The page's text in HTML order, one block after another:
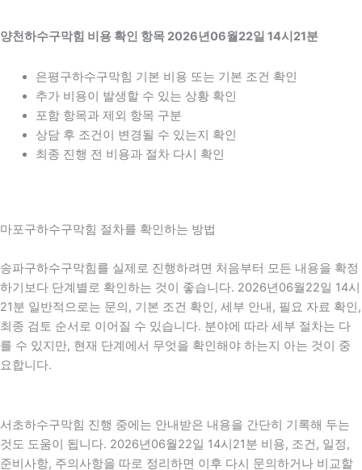
양천하수구막힘 비용 확인 항목 2026년06월22일 14시21분
은평구하수구막힘 기본 비용 또는 기본 조건 확인
추가 비용이 발생할 수 있는 상황 확인
포함 항목과 제외 항목 구분
상담 후 조건이 변경될 수 있는지 확인
최종 진행 전 비용과 절차 다시 확인
마포구하수구막힘 절차를 확인하는 방법
송파구하수구막힘를 실제로 진행하려면 처음부터 모든 내용을 확정
하기보다 단계별로 확인하는 것이 좋습니다. 2026년06월22일 14시
21분 일반적으로는 문의, 기본 조건 확인, 세부 안내, 필요 자료 확인,
최종 검토 순서로 이어질 수 있습니다. 분야에 따라 세부 절차는 다
를 수 있지만, 현재 단계에서 무엇을 확인해야 하는지 아는 것이 중
요합니다.
서초하수구막힘 진행 중에는 안내받은 내용을 간단히 기록해 두는
것도 도움이 됩니다. 2026년06월22일 14시21분 비용, 조건, 일정,
준비사항, 주의사항을 따로 정리하면 이후 다시 문의하거나 비교할